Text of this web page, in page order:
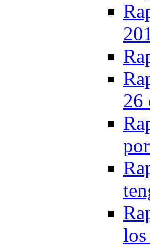
26
los